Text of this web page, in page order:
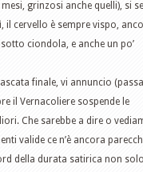
grinzosi anche quelli), si
cervello è sempre vispo,
ciondola, e anche un po’
finale, vi annuncio
il Vernacoliere sospende le
Che sarebbe a dire o
valide ce n’è ancora
della durata satirica non